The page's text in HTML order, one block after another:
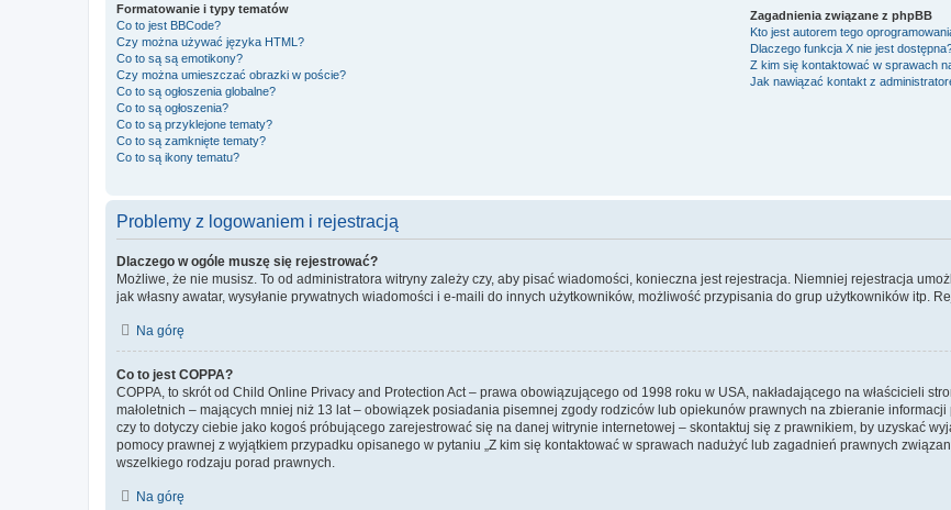
Formatowanie i typy tematów
Co to jest BBCode?
Czy można używać języka HTML?
Co to są są emotikony?
Czy można umieszczać obrazki w poście?
Co to są ogłoszenia globalne?
Co to są ogłoszenia?
Co to są przyklejone tematy?
Co to są zamknięte tematy?
Co to są ikony tematu?
Zagadnienia związane z phpBB
Kto jest autorem tego
Dlaczego funkcja X nie jest
Z kim się kontaktować w sprawach
Jak nawiązać kontakt z
Problemy z logowaniem i rejestracją
Dlaczego w ogóle muszę się rejestrować?
Możliwe, że nie musisz. To od administratora witryny zależy czy, aby pisać wiadomości, konieczna jest rejestracja. Niemniej rejestracja
jak własny awatar, wysyłanie prywatnych wiadomości i e-maili do innych użytkowników, możliwość przypisania do grup użytkowników itp.
Na górę
Co to jest COPPA?
COPPA, to skrót od Child Online Privacy and Protection Act – prawa obowiązującego od 1998 roku w USA, nakładającego na właścicieli
małoletnich – mających mniej niż 13 lat – obowiązek posiadania pisemnej zgody rodziców lub opiekunów prawnych na zbieranie
czy to dotyczy ciebie jako kogoś próbującego zarejestrować się na danej witrynie internetowej – skontaktuj się z prawnikiem, by uzyskać
pomocy prawnej z wyjątkiem przypadku opisanego w pytaniu „Z kim się kontaktować w sprawach nadużyć lub zagadnień prawnych
wszelkiego rodzaju porad prawnych.
Na górę